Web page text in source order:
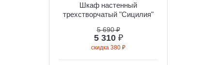
Шкаф настенный
трехстворчатый "Сицилия"
5 690 ₽
5 310 ₽
скидка 380 ₽